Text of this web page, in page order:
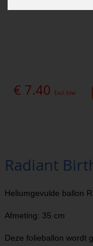
€ 7.40 Excl. btw
Radiant
Heliumgevulde ballon
Afmeting: 35 cm
Deze folieballon wordt